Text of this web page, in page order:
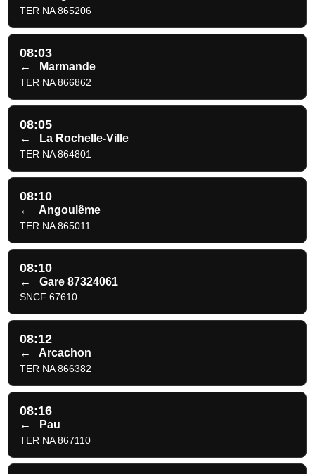
TER NA 865206
08:03
← Marmande
TER NA 866862
08:05
← La Rochelle-Ville
TER NA 864801
08:10
← Angoulême
TER NA 865011
08:10
← Gare 87324061
SNCF 67610
08:12
← Arcachon
TER NA 866382
08:16
← Pau
TER NA 867110